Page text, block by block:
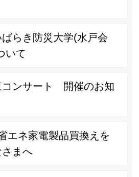
らき防災大学(水戸会
いて
コンサート 開催のお知
ネ家電製品買換えを
まへ